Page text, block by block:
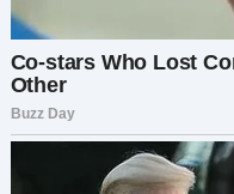
Гриша сжал мою
— Прости.
Я посмотрела на
столько любви и
— Тебе не за что